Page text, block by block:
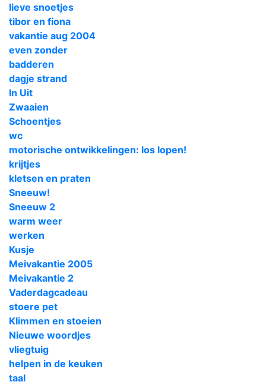
lieve snoetjes
tibor en fiona
vakantie aug 2004
even zonder
badderen
dagje strand
In Uit
Zwaaien
Schoentjes
wc
motorische ontwikkelingen: los lopen!
krijtjes
kletsen en praten
Sneeuw!
Sneeuw 2
warm weer
werken
Kusje
Meivakantie 2005
Meivakantie 2
Vaderdagcadeau
stoere pet
Klimmen en stoeien
Nieuwe woordjes
vliegtuig
helpen in de keuken
taal